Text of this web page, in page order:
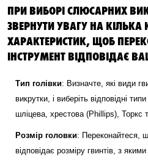
ПРИ ВИБОРІ СЛЮСАРНИХ
ЗВЕРНУТИ УВАГУ НА
ХАРАКТЕРИСТИК, ЩОБ
ІНСТРУМЕНТ ВІДПОВІДАЄ
Тип голівки: Визначте, які види
викрутки, і виберіть відповідні
шліцева, хрестова (Phillips), Торкс
Розмір головки: Переконайтеся,
відповідає розміру гвинтів, з